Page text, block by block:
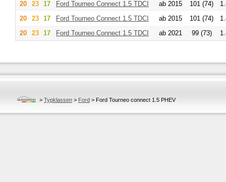
20 23 17 Ford Tourneo Connect 1.5 TDCI ab 2015 101 (74)
20
23 17 Ford Tourneo Connect 1.5 TDCI ab 2015 101 (74)
20
23 17 Ford Tourneo Connect 1.5 TDCI ab 2021 99 (73)
> Typklassen > Ford > Ford Tourneo connect 1.5 PHEV